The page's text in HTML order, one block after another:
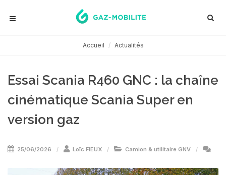
Accueil Actualités
Essai Scania R460 GNC : la chaîne
cinématique Scania Super en
version gaz
25/06/2026 Loïc FIEUX Camion & utilitaire GNV